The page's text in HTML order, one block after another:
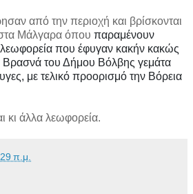
από την περιοχή και βρίσκονται
Μάλγαρα όπου παραμένουν
που έφυγαν κακήν κακώς
του Δήμου Βόλβης γεμάτα
με τελικό προορισμό την Βόρεια
κι άλλα λεωφορεία.
π.μ.